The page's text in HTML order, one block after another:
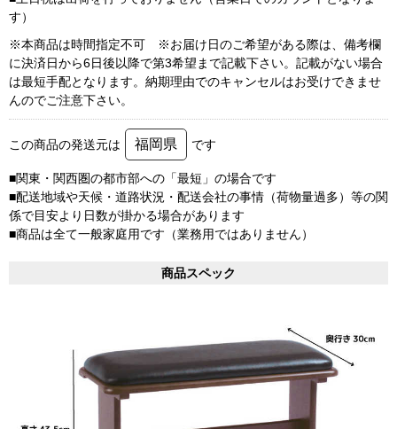
す）
※本商品は時間指定不可 ※お届け日のご希望がある際は、備考欄
に決済日から6日後以降で第3希望まで記載下さい。記載がない場合
は最短手配となります。納期理由でのキャンセルはお受けできませ
んのでご注意下さい。
この商品の発送元は 福岡県 です
■関東・関西圏の都市部への「最短」の場合です
■配送地域や天候・道路状況・配送会社の事情（荷物量過多）等の関
係で目安より日数が掛かる場合があります
■商品は全て一般家庭用です（業務用ではありません）
商品スペック